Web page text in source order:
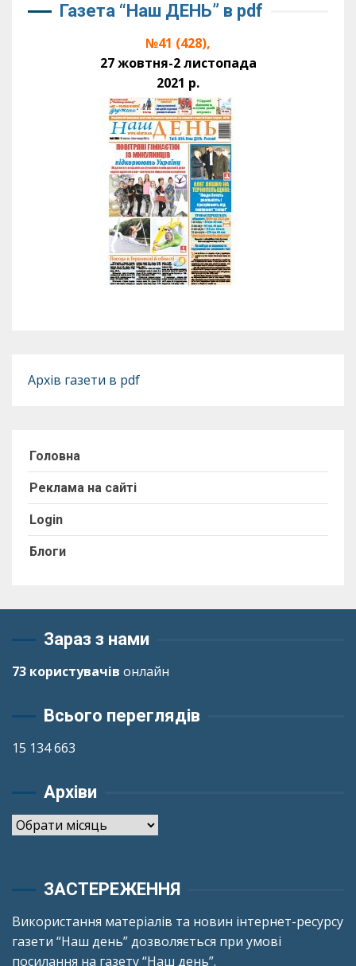
Газета “Наш ДЕНЬ” в pdf
№41 (428),
27 жовтня-2 листопада
2021 р.
Архів газети в pdf
Головна
Реклама на сайті
Login
Блоги
Зараз з нами
73 користувачів онлайн
Всього переглядів
15 134 663
Архіви
Архіви
ЗАСТЕРЕЖЕННЯ
Використання матеріалів та новин інтернет-ресурсу
газети “Наш день” дозволяється при умові
посилання на газету “Наш день”.